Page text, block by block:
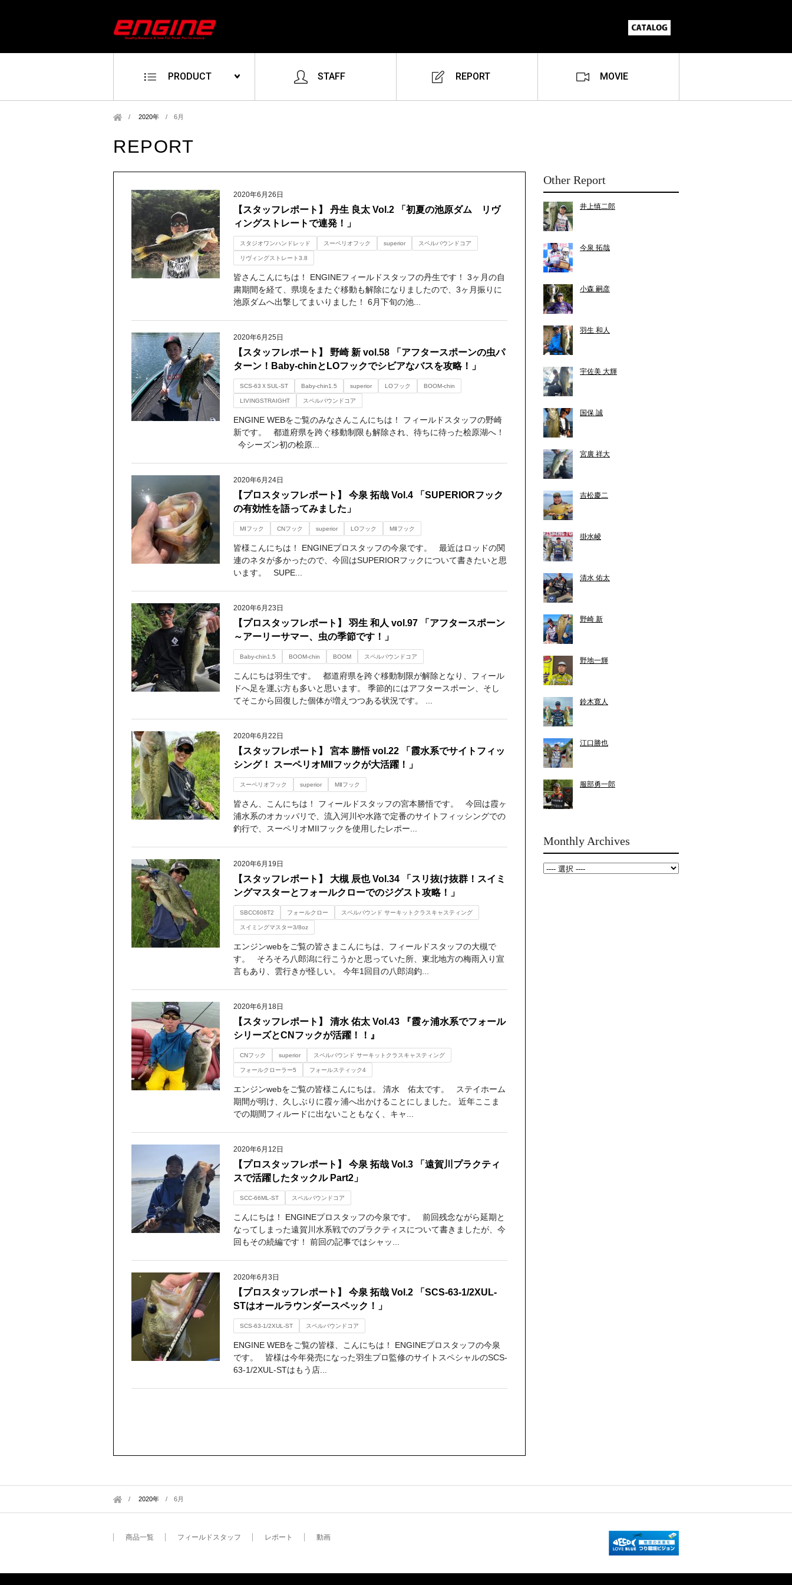
PRODUCT STAFF REPORT MOVIE
2020年 /6月
REPORT
2020年6月26日
【スタッフレポート】 丹生 良太 Vol.2 「初夏の池原ダム リヴ
ィングストレートで連発！」
スタジオワンハンドレッド スーペリオフック superior スペルバウンドコア
リヴィングストレート3.8
皆さんこんにちは！ ENGINEフィールドスタッフの丹生です！ 3ヶ月の自
粛期間を経て、県境をまたぐ移動も解除になりましたので、3ヶ月振りに
池原ダムへ出撃してまいりました！ 6月下旬の池...
2020年6月25日
【スタッフレポート】 野崎 新 vol.58 「アフタースポーンの虫パ
ターン！Baby-chinとLOフックでシビアなバスを攻略！」
SCS-63ＸSUL-ST Baby-chin1.5 superior LOフック BOOM-chin
LIVINGSTRAIGHT スペルバウンドコア
ENGINE WEBをご覧のみなさんこんにちは！ フィールドスタッフの野崎
新です。 都道府県を跨ぐ移動制限も解除され、待ちに待った桧原湖へ！
今シーズン初の桧原...
2020年6月24日
【プロスタッフレポート】 今泉 拓哉 Vol.4 「SUPERIORフック
の有効性を語ってみました」
MⅠフック CNフック superior LOフック MⅡフック
皆様こんにちは！ ENGINEプロスタッフの今泉です。 最近はロッドの関
連のネタが多かったので、今回はSUPERIORフックについて書きたいと思
います。 SUPE...
2020年6月23日
【プロスタッフレポート】 羽生 和人 vol.97 「アフタースポーン
～アーリーサマー、虫の季節です！」
Baby-chin1.5 BOOM-chin BOOM スペルバウンドコア
こんにちは羽生です。 都道府県を跨ぐ移動制限が解除となり、フィール
ドへ足を運ぶ方も多いと思います。 季節的にはアフタースポーン、そし
てそこから回復した個体が増えつつある状況です。 ...
2020年6月22日
【スタッフレポート】 宮本 勝悟 vol.22 「霞水系でサイトフィッ
シング！ スーペリオMIIフックが大活躍！」
スーペリオフック superior MⅡフック
皆さん、こんにちは！ フィールドスタッフの宮本勝悟です。 今回は霞ヶ
浦水系のオカッパリで、流入河川や水路で定番のサイトフィッシングでの
釣行で、スーペリオMIIフックを使用したレポー...
2020年6月19日
【スタッフレポート】 大槻 辰也 Vol.34 「スリ抜け抜群！スイミ
ングマスターとフォールクローでのジグスト攻略！」
SBCC608T2 フォールクロー スペルバウンド サーキットクラスキャスティング
スイミングマスター3/8oz
エンジンwebをご覧の皆さまこんにちは、フィールドスタッフの大槻で
す。 そろそろ八郎潟に行こうかと思っていた所、東北地方の梅雨入り宣
言もあり、雲行きが怪しい。 今年1回目の八郎潟釣...
2020年6月18日
【スタッフレポート】 清水 佑太 Vol.43 『霞ヶ浦水系でフォール
シリーズとCNフックが活躍！！』
CNフック superior スペルバウンド サーキットクラスキャスティング
フォールクローラー5 フォールスティック4
エンジンwebをご覧の皆様こんにちは。 清水 佑太です。 ステイホーム
期間が明け、久しぶりに霞ヶ浦へ出かけることにしました。 近年ここま
での期間フィルードに出ないこともなく、キャ...
2020年6月12日
【プロスタッフレポート】 今泉 拓哉 Vol.3 「遠賀川プラクティ
スで活躍したタックル Part2」
SCC-66ML-ST スペルバウンドコア
こんにちは！ ENGINEプロスタッフの今泉です。 前回残念ながら延期と
なってしまった遠賀川水系戦でのプラクティスについて書きましたが、今
回もその続編です！ 前回の記事ではシャッ...
2020年6月3日
【プロスタッフレポート】 今泉 拓哉 Vol.2 「SCS-63-1/2XUL-
STはオールラウンダースペック！」
SCS-63-1/2XUL-ST スペルバウンドコア
ENGINE WEBをご覧の皆様、こんにちは！ ENGINEプロスタッフの今泉
です。 皆様は今年発売になった羽生プロ監修のサイトスペシャルのSCS-
63-1/2XUL-STはもう店...
Other Report
井上慎二郎
今泉 拓哉
小森 嗣彦
羽生 和人
宇佐美 大輝
国保 誠
宮廣 祥大
吉松慶二
掛水崚
清水 佑太
野崎 新
野地一輝
鈴木寛人
江口勝也
服部勇一郎
Monthly Archives
2020年 /6月
商品一覧 フィールドスタッフ レポート 動画